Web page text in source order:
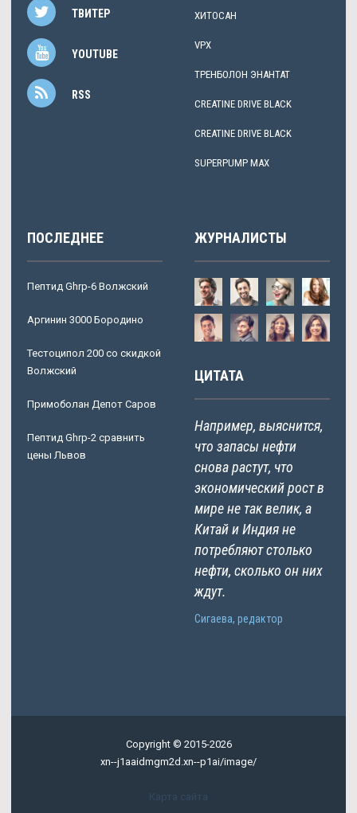
ТВИТЕР
YOUTUBE
RSS
ХИТОСАН
VPX
ТРЕНБОЛОН ЭНАНТАТ
CREATINE DRIVE BLACK
CREATINE DRIVE BLACK
SUPERPUMP MAX
ПОСЛЕДНЕЕ
Пептид Ghrp-6 Волжский
Аргинин 3000 Бородино
Тестоципол 200 со скидкой
Волжский
Примоболан Депот Саров
Пептид Ghrp-2 сравнить
цены Львов
ЖУРНАЛИСТЫ
ЦИТАТА
Например, выяснится,
что запасы нефти
снова растут, что
экономический рост в
мире не так велик, а
Китай и Индия не
потребляют столько
нефти, сколько он них
ждут.
Сигаева, редактор
Copyright © 2015-2026
xn--j1aaidmgm2d.xn--p1ai/image/
Карта сайта